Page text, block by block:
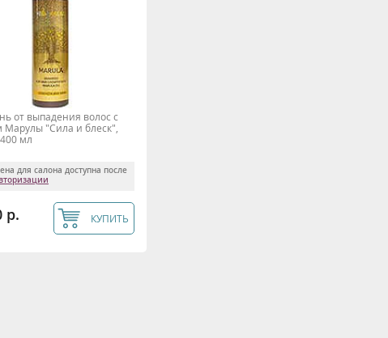
от выпадения волос с
Марулы "Сила и блеск",
мл
для салона доступна после
р. КУПИТЬ